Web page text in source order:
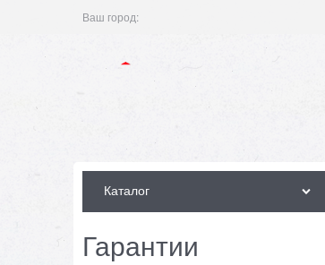
Ваш город:
Каталог
Гарантии